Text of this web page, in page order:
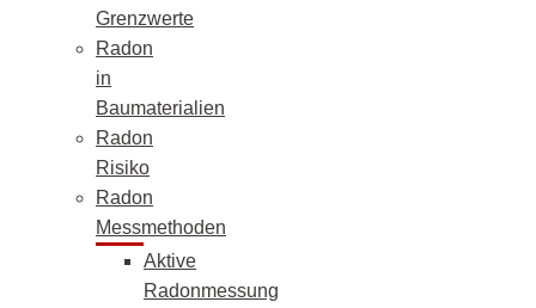
Grenzwerte
Radon
in
Baumaterialien
Radon
Risiko
Radon
Messmethoden
Aktive
Radonmessung